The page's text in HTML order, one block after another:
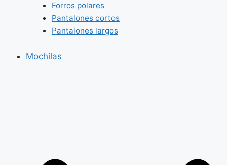
Forros polares
Pantalones cortos
Pantalones largos
Mochilas